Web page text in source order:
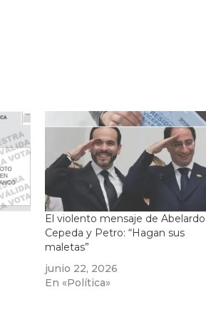
El violento mensaje de
Cepeda y Petro: “Hagan sus
maletas”
junio 22, 2026
En «Política»